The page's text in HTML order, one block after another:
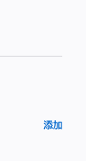
添加